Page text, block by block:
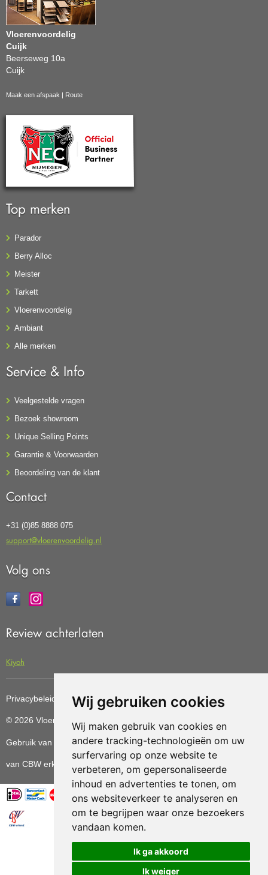
Wij gebruiken cookies
Wij maken gebruik van cookies en
andere tracking-technologieën om uw
surfervaring op onze website te
verbeteren, om gepersonaliseerde
inhoud en advertenties te tonen, om
ons websiteverkeer te analyseren en
om te begrijpen waar onze bezoekers
vandaan komen.
Ik ga akkoord
Ik weiger
Vloerenvoordelig
Cuijk
Beerseweg 10a
Cuijk
Maak een afspaak Route
Top merken
Parador
Berry Alloc
Meister
Tarkett
Vloerenvoordelig
Ambiant
Alle merken
Service & Info
Veelgestelde vragen
Bezoek showroom
Unique Selling Points
Garantie & Voorwaarden
Beoordeling van de klant
Contact
+31 (0)85 8888 075
support@vloerenvoordelig.nl
Volg ons
Review achterlaten
Kiyoh
Privacybeleid Cookiebeleid Update cookies preferences
© 2026 Vloerenvoordelig Deze website is ontwikkeld door AGN
Gebruik van deze site betekent dat u dealgemene voorwaarden
van CBW erkende woonwinkels accepteert.
Vloerenvoordelig.nl is een onderdeel van